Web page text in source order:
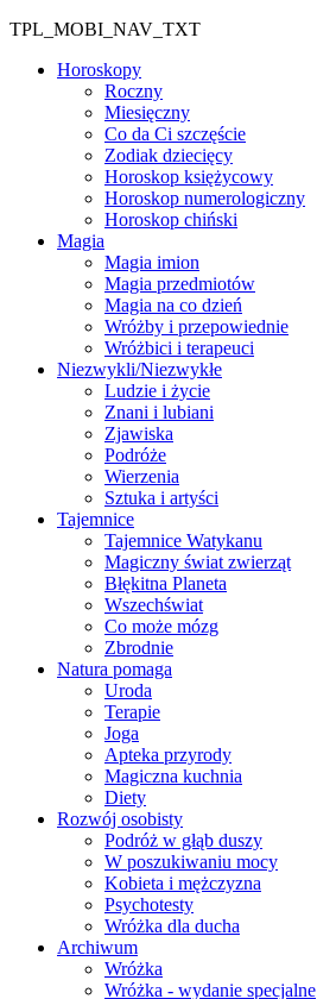
TPL_MOBI_NAV_TXT
Horoskopy
Roczny
Miesięczny
Co da Ci szczęście
Zodiak dziecięcy
Horoskop księżycowy
Horoskop numerologiczny
Horoskop chiński
Magia
Magia imion
Magia przedmiotów
Magia na co dzień
Wróżby i przepowiednie
Wróżbici i terapeuci
Niezwykli/Niezwykłe
Ludzie i życie
Znani i lubiani
Zjawiska
Podróże
Wierzenia
Sztuka i artyści
Tajemnice
Tajemnice Watykanu
Magiczny świat zwierząt
Błękitna Planeta
Wszechświat
Co może mózg
Zbrodnie
Natura pomaga
Uroda
Terapie
Joga
Apteka przyrody
Magiczna kuchnia
Diety
Rozwój osobisty
Podróż w głąb duszy
W poszukiwaniu mocy
Kobieta i mężczyzna
Psychotesty
Wróżka dla ducha
Archiwum
Wróżka
Wróżka - wydanie specjalne